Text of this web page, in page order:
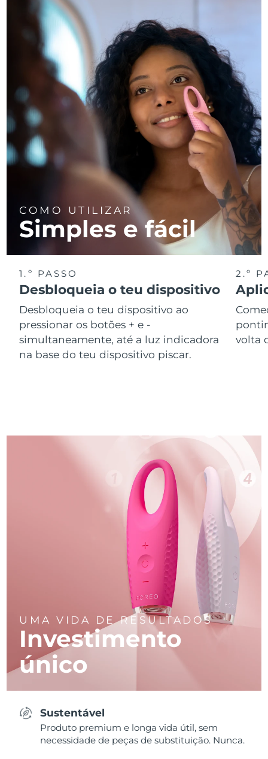
COMO UTILIZAR
Simples e fácil
1.º PASSO
Desbloqueia o teu dispositivo
Desbloqueia o teu dispositivo ao
pressionar os botões + e -
simultaneamente, até a luz indicadora
na base do teu dispositivo piscar.
2.º
volta
UMA VIDA DE RESULTADOS
Investimento
único
Sustentável
Produto premium e longa vida útil, sem
necessidade de peças de substituição. Nunca.